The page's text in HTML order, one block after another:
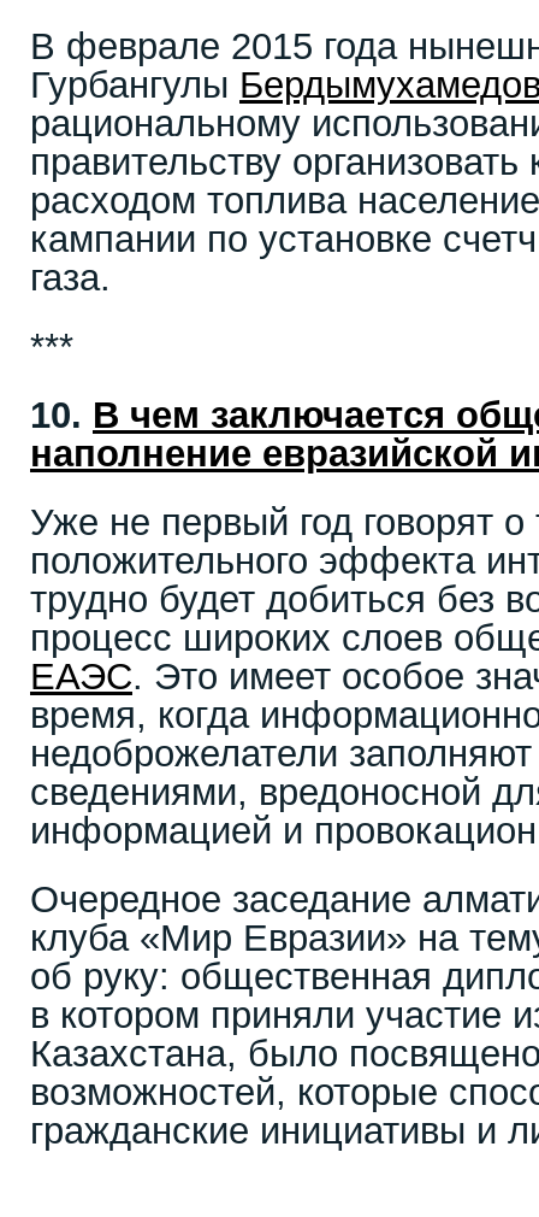
В феврале 2015 года
Гурбангулы
рациональному
правительству организовать
расходом топлива
кампании по установке
газа.
***
10. В чем заключается
наполнение евразийской
Уже не первый год говорят о
положительного эффекта
трудно будет добиться без
процесс широких слоев
ЕАЭС. Это имеет особое
время, когда
недоброжелатели
сведениями, вредоносной
информацией и
Очередное заседание
клуба «Мир Евразии» на
об руку: общественная
в котором приняли участие
Казахстана, было
возможностей, которые
гражданские инициативы и